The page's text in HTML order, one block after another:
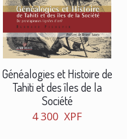
Généalogies et Histoire de
Tahiti et des îles de la
Société
4 300 XPF